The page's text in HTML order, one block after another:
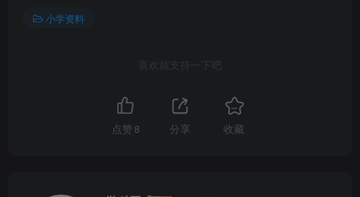
小学资料
喜欢就支持一下吧
点赞 8 分享 收藏